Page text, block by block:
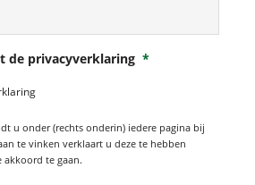
de privacyverklaring *
u onder (rechts onderin) iedere pagina bij
te vinken verklaart u deze te hebben
akkoord te gaan.